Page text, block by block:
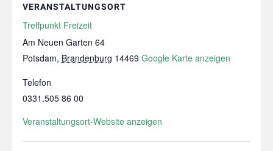
VERANSTALTUNGSORT
Treffpunkt Freizeit
Am Neuen Garten 64
Potsdam, Brandenburg 14469 Google Karte anzeigen
Telefon
0331.505 86 00
Veranstaltungsort-Website anzeigen